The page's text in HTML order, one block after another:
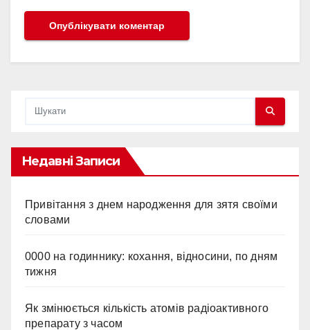
Недавні Записи
Привітання з днем народження для зятя своїми
словами
0000 на годиннику: кохання, відносини, по дням
тижня
Як змінюється кількість атомів радіоактивного
препарату з часом